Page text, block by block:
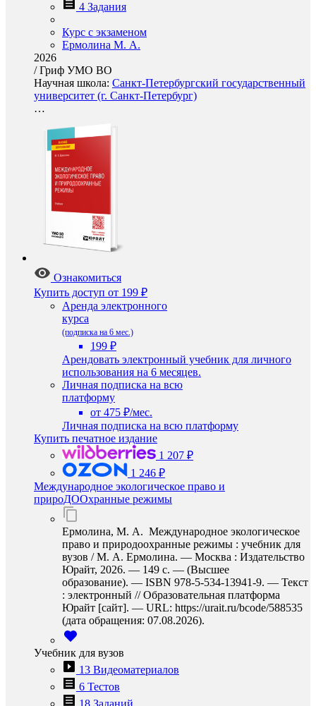
4 Задания
Курс с экзаменом
Ермолина М. А.
2026
/Гриф УМО ВО
Научная школа: Санкт-Петербургский государственный
университет (г. Санкт-Петербург)
…
Ознакомиться
Купить доступ от 199 ₽
Аренда электронного
курса
(подписка на 6 мес.)
199 ₽
Арендовать электронный учебник для личного
использования на 6 месяцев.
Личная подписка на всю
платформу
от 475 ₽/мес.
Личная подписка на всю платформу
Купить печатное издание
1 207 ₽
1 246 ₽
Международное экологическое право и
прироДООхранные режимы
Ермолина, М. А. Международное экологическое
право и природоохранные режимы : учебник для
вузов / М. А. Ермолина. — Москва : Издательство
Юрайт, 2026. — 149 с. — (Высшее
образование). — ISBN 978-5-534-13941-9. — Текст
: электронный // Образовательная платформа
Юрайт [сайт]. — URL: https://urait.ru/bcode/588535
(дата обращения: 07.08.2026).
Учебник для вузов
13 Видеоматериалов
6 Тестов
18 Заданий